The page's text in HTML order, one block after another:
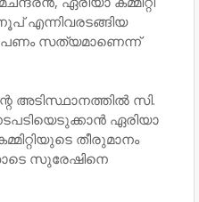
എന്നിവരടങ്ങിയ
സത്യമാണെന്ന്
അടിസ്ഥാനത്തില്‍ സി.
ഏരിയാ
തീരുമാനം
സുരേഷിനെ